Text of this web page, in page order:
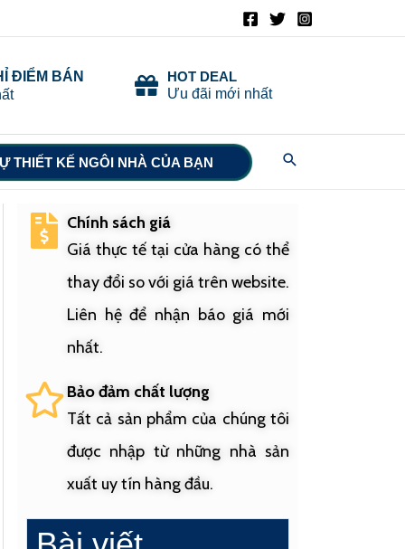
ĐIỂM BÁN
HOT DEAL
Ưu đãi mới nhất
THIẾT KẾ NGÔI NHÀ CỦA BẠN Search
Chính sách giá
Giá thực tế tại cửa hàng có thể
thay đổi so với giá trên website.
Liên hệ để nhận báo giá mới
nhất.
Bảo đảm chất lượng
Tất cả sản phẩm của chúng tôi
được nhập từ những nhà sản
xuất uy tín hàng đầu.